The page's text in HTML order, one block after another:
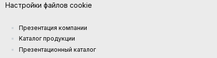
Настройки файлов cookie
Презентация компании
Kаталог продукции
Презентационный каталог